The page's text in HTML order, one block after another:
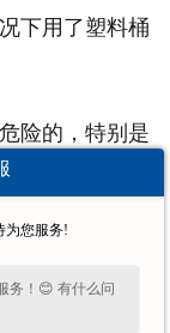
下用了塑料桶
险的，特别是
积聚到一定水
是用防静电塑
桶装满，排掉
为您服务!
务！😊 有什么问